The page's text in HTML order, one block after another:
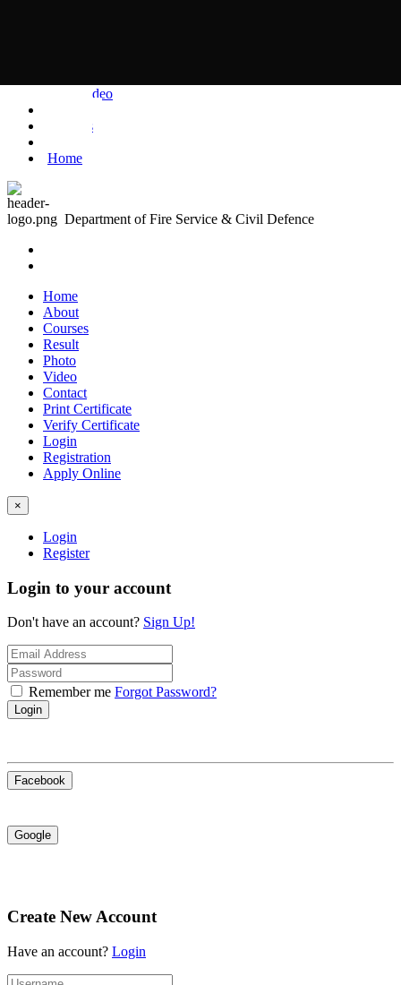
Video
Courses
Home
Department of Fire Service & Civil Defence
Home
About
Courses
Result
Photo
Video
Contact
Print Certificate
Verify Certificate
Login
Registration
Apply Online
×
Login
Register
Login to your account
Don't have an account? Sign Up!
Remember me Forgot Password?
Login
Facebook
Google
Create New Account
Have an account? Login